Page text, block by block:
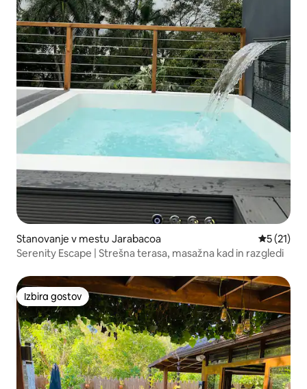
Stanovanje v mestu Jarabacoa
5 (21)
Serenity Escape | Strešna terasa, masažna kad in razgledi
Izbira gostov
Izbira gostov